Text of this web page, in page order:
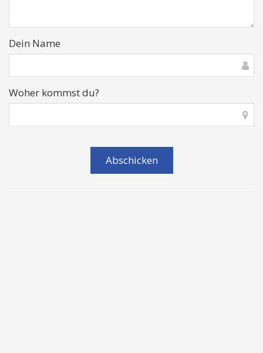
Dein Name
Woher kommst du?